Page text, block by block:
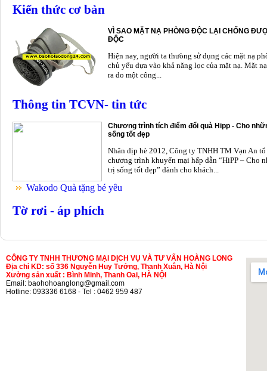
Kiến thức cơ bản
VÌ SAO MẶT NẠ PHÒNG ĐỘC LẠI CHỐNG
ĐỘC
Hiện nay, người ta thưòng sử dụng các mặt nạ
chủ yếu dựa vào khả năng lọc của mặt nạ. Mặt
ra do một công...
Thông tin TCVN- tin tức
Chương trình tích điểm đổi quà Hipp - Cho
sống tốt đẹp
Nhân dịp hè 2012, Công ty TNHH TM Vạn An
chương trình khuyến mại hấp dẫn “HiPP – Cho
trị sống tốt đẹp” dành cho khách...
Wakodo Quà tặng bé yêu
Tờ rơi - áp phích
CÔNG TY TNHH THƯƠNG MẠI DỊCH VỤ VÀ TƯ VẤN HOÀNG LONG
Địa chỉ KD: số 336 Nguyễn Huy Tưởng, Thanh Xuân, Hà Nội
Xưởng sản xuất : Bình Minh, Thanh Oai, HÀ NỘI
Email: baohohoanglong@gmail.com
Hotline: 093336 6168 - Tel : 0462 959 487